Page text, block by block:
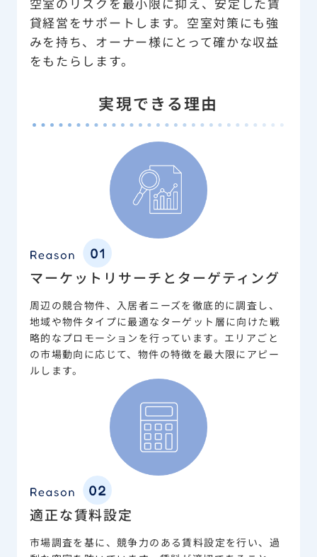
貸経営をサポートします。空室対策にも強
みを持ち、オーナー様にとって確かな収益
をもたらします。
実現できる理由
マーケットリサーチとターゲティング
周辺の競合物件、入居者ニーズを徹底的に調査し、
地域や物件タイプに最適なターゲット層に向けた戦
略的なプロモーションを行っています。エリアごと
の市場動向に応じて、物件の特徴を最大限にアピー
ルします。
適正な賃料設定
市場調査を基に、競争力のある賃料設定を行い、過